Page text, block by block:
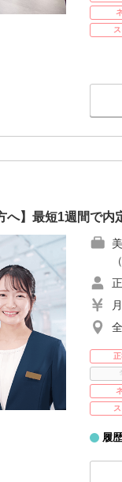
へ】最短1週間で
履